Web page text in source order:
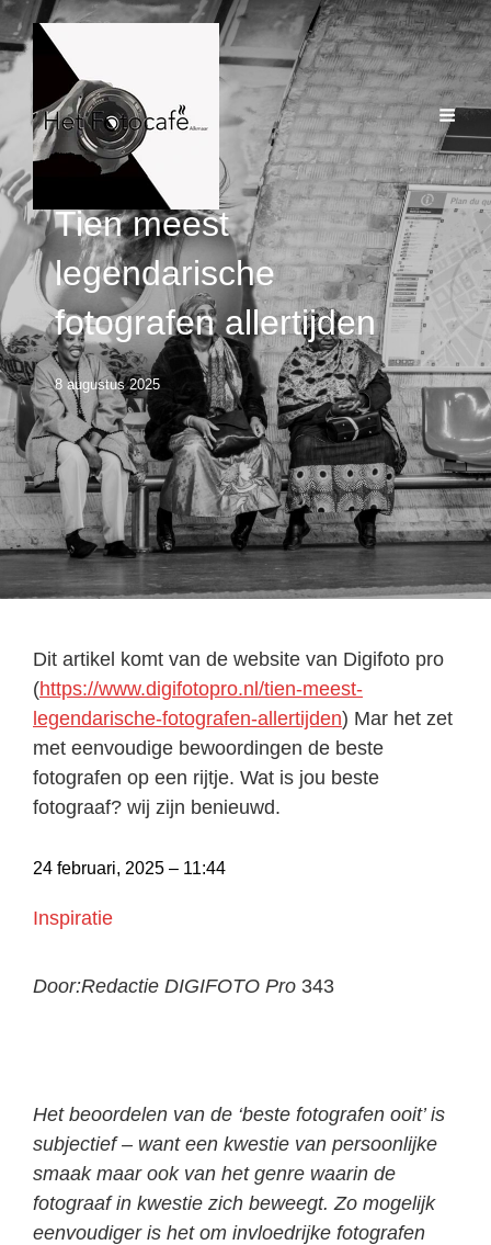
Tien meest
legendarische
fotografen allertijden
8 augustus 2025
Dit artikel komt van de website van Digifoto pro
(https://www.digifotopro.nl/tien-meest-
legendarische-fotografen-allertijden) Mar het zet
met eenvoudige bewoordingen de beste
fotografen op een rijtje. Wat is jou beste
fotograaf? wij zijn benieuwd.
24 februari, 2025 – 11:44
Inspiratie
Door:Redactie DIGIFOTO Pro 343
Het beoordelen van de ‘beste fotografen ooit’ is
subjectief – want een kwestie van persoonlijke
smaak maar ook van het genre waarin de
fotograaf in kwestie zich beweegt. Zo mogelijk
eenvoudiger is het om invloedrijke fotografen